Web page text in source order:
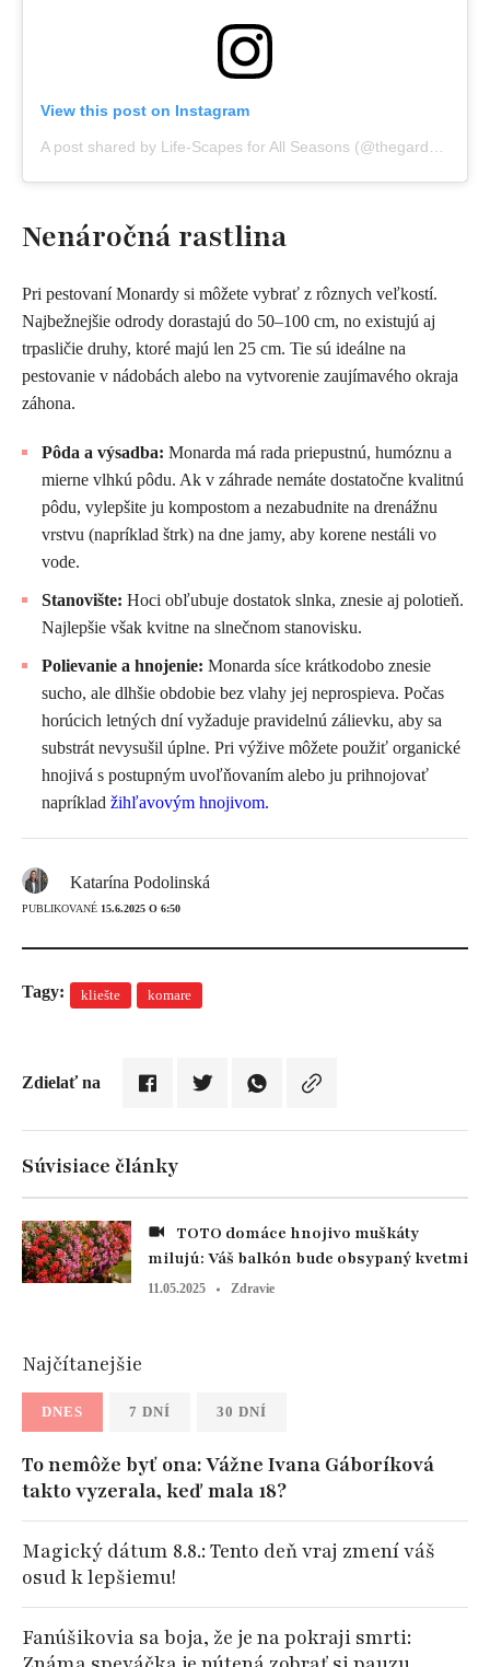
View this post on Instagram
A post shared by Life-Scapes for All Seasons (@thegardencontinuum)
Nenáročná rastlina
Pri pestovaní Monardy si môžete vybrať z rôznych veľkostí.
Najbežnejšie odrody dorastajú do 50–100 cm, no existujú aj
trpasličie druhy, ktoré majú len 25 cm. Tie sú ideálne na
pestovanie v nádobách alebo na vytvorenie zaujímavého okraja
záhona.
Pôda a výsadba: Monarda má rada priepustnú, humóznu a
mierne vlhkú pôdu. Ak v záhrade nemáte dostatočne kvalitnú
pôdu, vylepšite ju kompostom a nezabudnite na drenážnu
vrstvu (napríklad štrk) na dne jamy, aby korene nestáli vo
vode.
Stanovište: Hoci obľubuje dostatok slnka, znesie aj polotieň.
Najlepšie však kvitne na slnečnom stanovisku.
Polievanie a hnojenie: Monarda síce krátkodobo znesie
sucho, ale dlhšie obdobie bez vlahy jej neprospieva. Počas
horúcich letných dní vyžaduje pravidelnú zálievku, aby sa
substrát nevysušil úplne. Pri výžive môžete použiť organické
hnojivá s postupným uvoľňovaním alebo ju prihnojovať
napríklad žihľavovým hnojivom.
Katarína Podolinská
PUBLIKOVANÉ 15.6.2025 O 6:50
Tagy: kliešte komare
Zdielať na
Súvisiace články
milujú: Váš balkón bude obsypaný kvetmi
11.05.2025 Zdravie
Najčítanejšie
DNES 7 DNÍ 30 DNÍ
To nemôže byť ona: Vážne Ivana Gáboríková
takto vyzerala, keď mala 18?
Magický dátum 8.8.: Tento deň vraj zmení váš
osud k lepšiemu!
Fanúšikovia sa boja, že je na pokraji smrti: